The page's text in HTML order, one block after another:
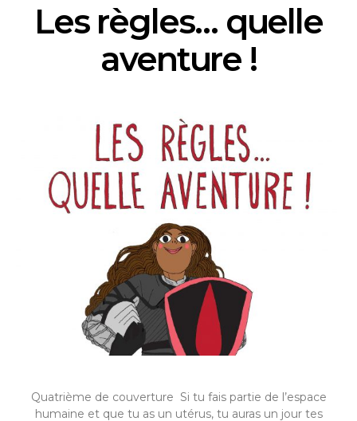
Les règles… quelle
aventure !
Quatrième de couverture Si tu fais partie de l’espace
humaine et que tu as un utérus, tu auras un jour tes